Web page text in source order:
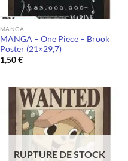
MANGA
MANGA – One Piece – Brook
Poster (21×29,7)
1,50€
RUPTURE DE STOCK